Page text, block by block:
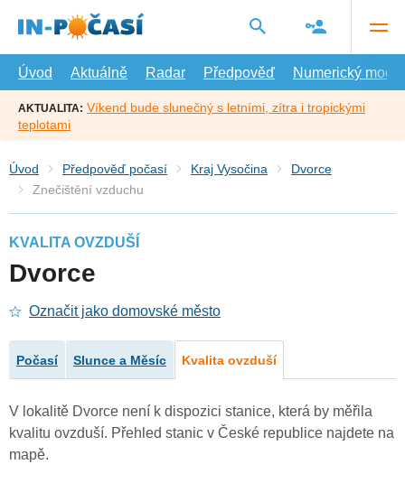
hlavní
Úvod
Aktuálně Radar Předpověď Numerický model
AKTUALITA: Víkend bude slunečný s letními, zítra i tropickými
teplotami
Úvod Předpověď počasí Kraj Vysočina
Dvorce
Znečištění vzduchu
KVALITA OVZDUŠÍ
Dvorce
Označit jako domovské město
Počasí Slunce a Měsíc Kvalita ovzduší
V lokalitě Dvorce není k dispozici stanice, která by měřila
kvalitu ovzduší. Přehled stanic v České republice najdete na
mapě.